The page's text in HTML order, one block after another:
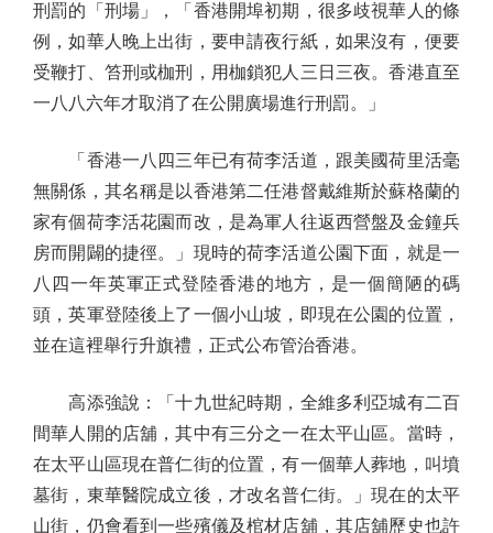
刑罰的「刑場」，「香港開埠初期，很多歧視華人的條
例，如華人晚上出街，要申請夜行紙，如果沒有，便要
受鞭打、笞刑或枷刑，用枷鎖犯人三日三夜。香港直至
一八八六年才取消了在公開廣場進行刑罰。」
「香港一八四三年已有荷李活道，跟美國荷里活毫
無關係，其名稱是以香港第二任港督戴維斯於蘇格蘭的
家有個荷李活花園而改，是為軍人往返西營盤及金鐘兵
房而開闢的捷徑。」現時的荷李活道公園下面，就是一
八四一年英軍正式登陸香港的地方，是一個簡陋的碼
頭，英軍登陸後上了一個小山坡，即現在公園的位置，
並在這裡舉行升旗禮，正式公布管治香港。
高添強說：「十九世紀時期，全維多利亞城有二百
間華人開的店舖，其中有三分之一在太平山區。當時，
在太平山區現在普仁街的位置，有一個華人葬地，叫墳
墓街，東華醫院成立後，才改名普仁街。」現在的太平
山街，仍會看到一些殯儀及棺材店舖，其店舖歷史也許